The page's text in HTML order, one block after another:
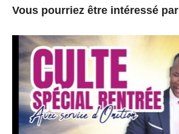
Vous pourriez être intéressé par